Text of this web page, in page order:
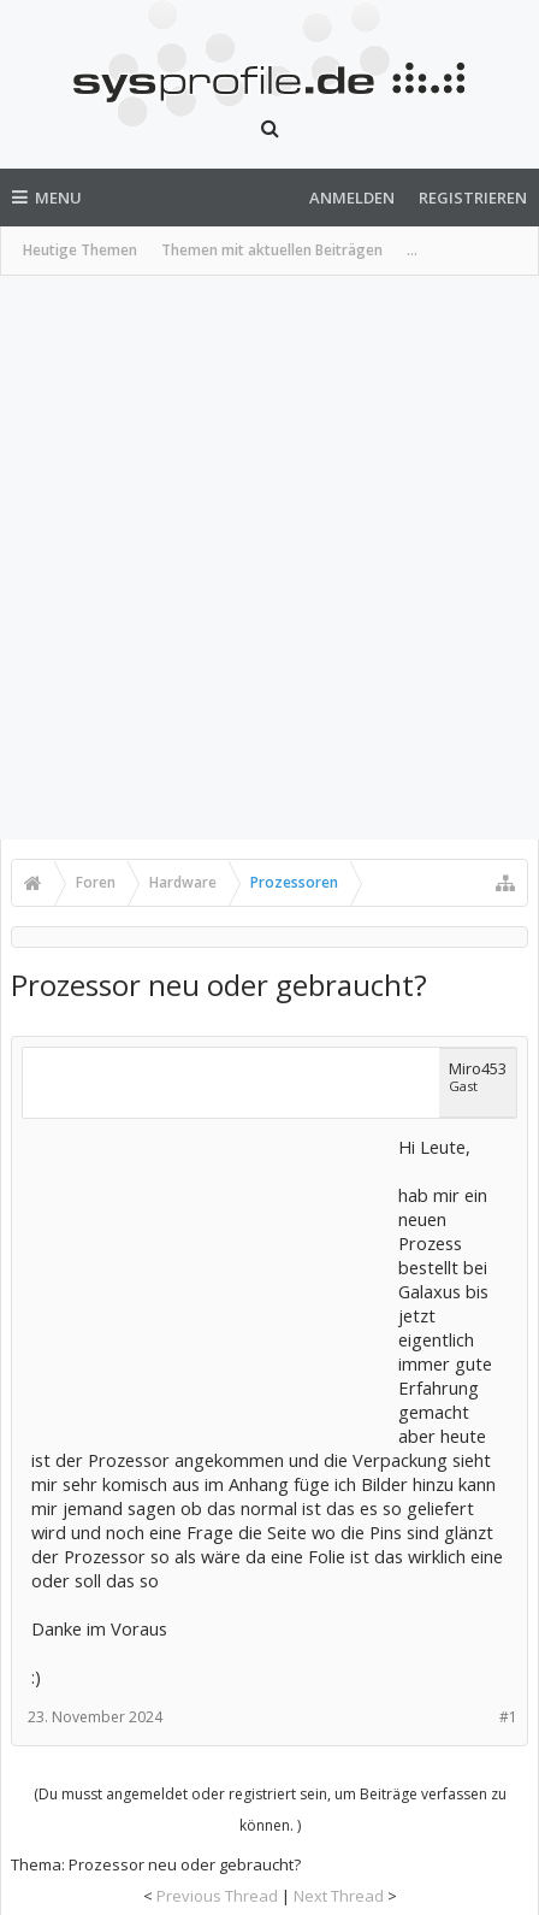
MENU
Heutige Themen Themen mit aktuellen Beiträgen ...
ANMELDEN REGISTRIEREN
Foren Hardware Prozessoren
Prozessor neu oder gebraucht?
Miro453
Gast
Hi Leute,
hab mir ein
neuen
Prozess
bestellt bei
Galaxus bis
jetzt
eigentlich
immer gute
Erfahrung
gemacht
aber heute
ist der Prozessor angekommen und die Verpackung sieht
mir sehr komisch aus im Anhang füge ich Bilder hinzu kann
mir jemand sagen ob das normal ist das es so geliefert
wird und noch eine Frage die Seite wo die Pins sind glänzt
der Prozessor so als wäre da eine Folie ist das wirklich eine
oder soll das so
Danke im Voraus
:)
#1
23. November 2024
(Du musst angemeldet oder registriert sein, um Beiträge verfassen zu
können. )
Thema: Prozessor neu oder gebraucht?
< Previous Thread | Next Thread >